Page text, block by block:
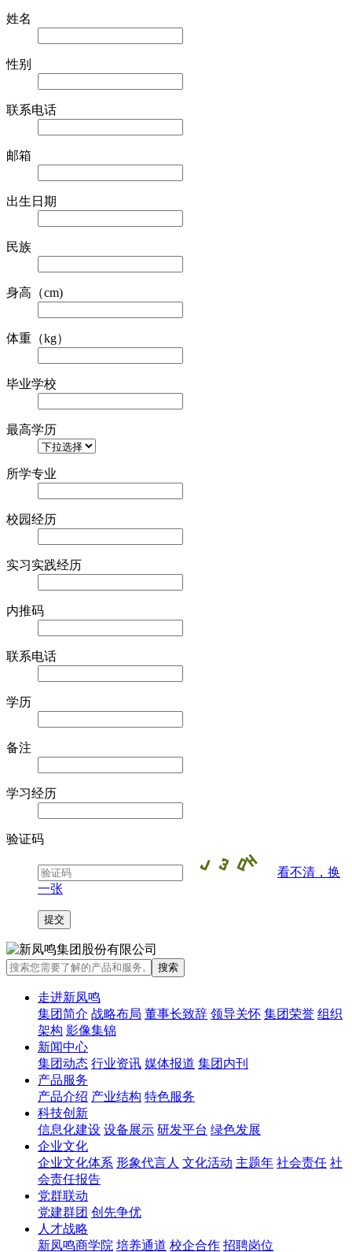
姓名
性别
联系电话
邮箱
出生日期
民族
身高（cm)
体重（kg）
毕业学校
最高学历
所学专业
校园经历
实习实践经历
内推码
联系电话
学历
备注
学习经历
验证码
看不清，换
一张
走进新凤鸣
集团简介 战略布局 董事长致辞 领导关怀 集团荣誉 组织
架构 影像集锦
新闻中心
集团动态 行业资讯 媒体报道 集团内刊
产品服务
产品介绍 产业结构 特色服务
科技创新
信息化建设 设备展示 研发平台 绿色发展
企业文化
企业文化体系 形象代言人 文化活动 主题年 社会责任 社
会责任报告
党群联动
党建群团 创先争优
人才战略
新凤鸣商学院 培养通道 校企合作 招聘岗位